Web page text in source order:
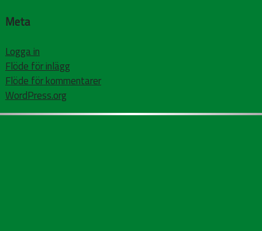
Meta
Logga in
Flöde för inlägg
Flöde för kommentarer
WordPress.org